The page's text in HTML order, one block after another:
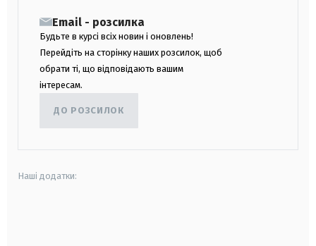
Email - розсилка
Будьте в курсі всіх новин і оновлень!
Перейдіть на сторінку наших розсилок, щоб
обрати ті, що відповідають вашим
інтересам.
ДО РОЗСИЛОК
Наші додатки: